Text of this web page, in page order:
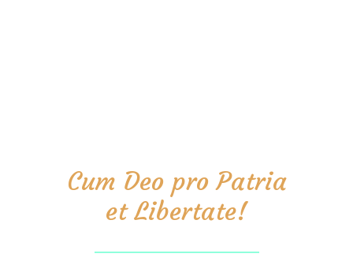
Cum Deo pro Patria
et Libertate!